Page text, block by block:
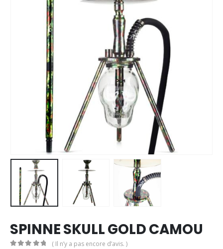
SPINNE SKULL GOLD CAMOU
( Il n’y a pas encore d’avis. )